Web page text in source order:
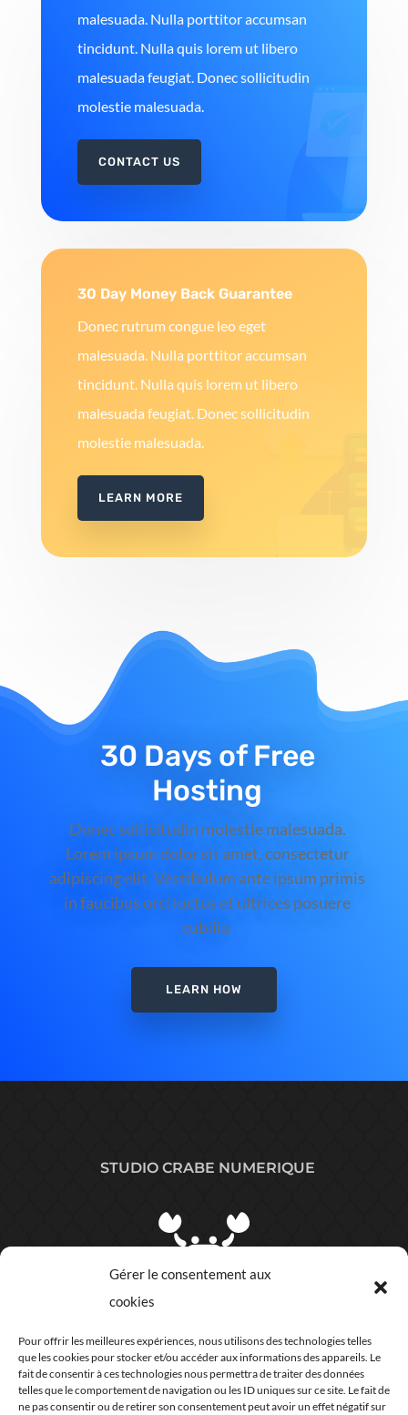
Gérer le consentement aux
cookies
Pour offrir les meilleures expériences, nous utilisons des technologies telles
que les cookies pour stocker et/ou accéder aux informations des appareils. Le
fait de consentir à ces technologies nous permettra de traiter des données
telles que le comportement de navigation ou les ID uniques sur ce site. Le fait de
ne pas consentir ou de retirer son consentement peut avoir un effet négatif sur
malesuada. Nulla porttitor accumsan
tincidunt. Nulla quis lorem ut libero
malesuada feugiat. Donec sollicitudin
molestie malesuada.
CONTACT US
30 Day Money Back Guarantee
Donec rutrum congue leo eget
malesuada. Nulla porttitor accumsan
tincidunt. Nulla quis lorem ut libero
malesuada feugiat. Donec sollicitudin
molestie malesuada.
LEARN MORE
30 Days of Free
Hosting
Donec sollicitudin molestie malesuada.
Lorem ipsum dolor sit amet, consectetur
adipiscing elit. Vestibulum ante ipsum primis
in faucibus orci luctus et ultrices posuere
cubilia
LEARN HOW
STUDIO CRABE NUMERIQUE
COORDONNÉES